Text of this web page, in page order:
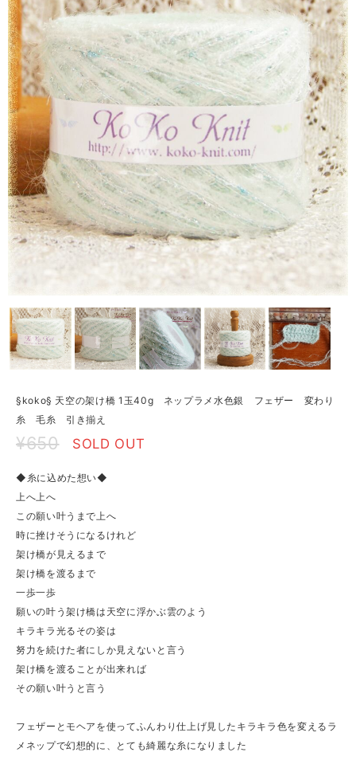
§koko§ 天空の架け橋 1玉40g ネップラメ水色銀 フェザー 変わり
糸 毛糸 引き揃え
¥650 SOLD OUT
◆糸に込めた想い◆
上へ上へ
この願い叶うまで上へ
時に挫けそうになるけれど
架け橋が見えるまで
架け橋を渡るまで
一歩一歩
願いの叶う架け橋は天空に浮かぶ雲のよう
キラキラ光るその姿は
努力を続けた者にしか見えないと言う
架け橋を渡ることが出来れば
その願い叶うと言う
フェザーとモヘアを使ってふんわり仕上げ見したキラキラ色を変えるラ
メネップで幻想的に、とても綺麗な糸になりました